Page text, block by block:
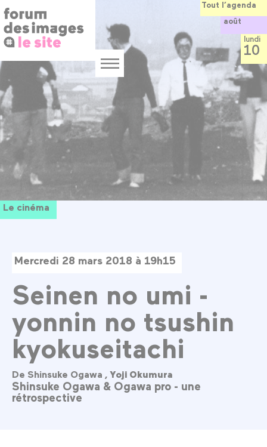
au
contenu
principal
Menu
Le cinéma
Mercredi 28 mars 2018 à 19h15
Seinen no umi -
yonnin no tsushin
kyokuseitachi
De Shinsuke Ogawa , Yoji Okumura
Shinsuke Ogawa & Ogawa pro - une
rétrospective
Tout l’agenda
août
lundi
10